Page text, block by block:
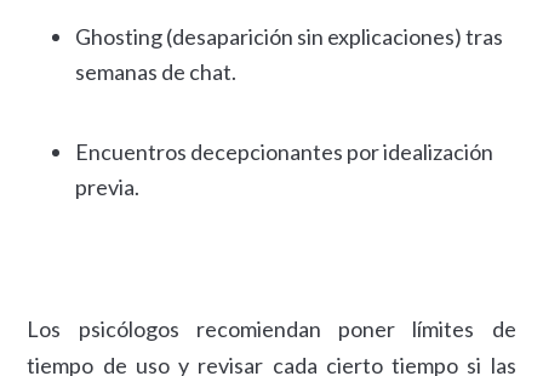
Ghosting (desaparición sin explicaciones) tras
semanas de chat.
Encuentros decepcionantes por idealización
previa.
Los psicólogos recomiendan poner límites de
tiempo de uso y revisar cada cierto tiempo si las